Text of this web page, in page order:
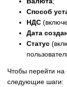
Способ
НДС
Дата
Статус
Чтобы перейти на
следующие шаги: